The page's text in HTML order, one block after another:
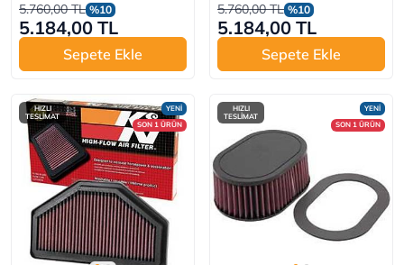
5.760,00 TL %10
5.184,00 TL
Sepete Ekle
5.760,00 TL %10
5.184,00 TL
Sepete Ekle
YENİ
SON 1 ÜRÜN
HIZLI
TESLİMAT
YENİ
SON 1 ÜRÜN
HIZLI
TESLİMAT